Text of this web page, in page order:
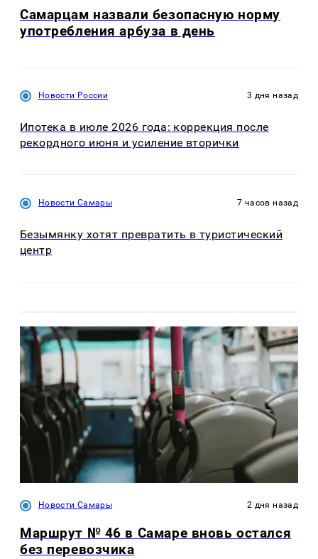
Самарцам назвали безопасную норму
употребления арбуза в день
Новости России 3 дня назад
Ипотека в июле 2026 года: коррекция после
рекордного июня и усиление вторички
Новости Самары 7 часов назад
Безымянку хотят превратить в туристический
центр
Новости Самары 2 дня назад
Маршрут № 46 в Самаре вновь остался
без перевозчика